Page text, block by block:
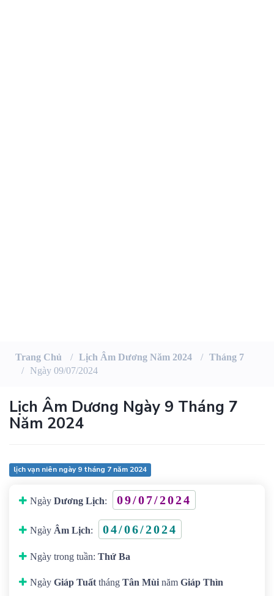
Trang Chủ Lịch Âm Dương Năm 2024
Tháng 7
Ngày 09/07/2024
Lịch Âm Dương Ngày 9 Tháng 7
Năm 2024
lịch vạn niên ngày 9 tháng 7 năm 2024
Ngày Dương Lịch: 09/07/2024
Ngày Âm Lịch: 04/06/2024
Ngày trong tuần: Thứ Ba
Ngày Giáp Tuất tháng Tân Mùi năm Giáp Thìn